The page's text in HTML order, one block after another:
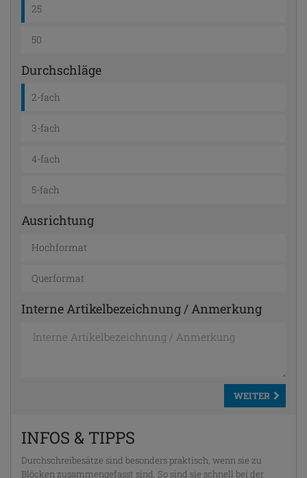
25
50
Durchschläge
2-fach
3-fach
4-fach
5-fach
Ausrichtung
Hochformat
Querformat
Interne Artikelbezeichnung / Anmerkung
WEITER
INFOS & TIPPS
Durchschreibesätze sind besonders praktisch, wenn sie zu
Blöcken zusammengefasst sind. So sind sie schnell bei der